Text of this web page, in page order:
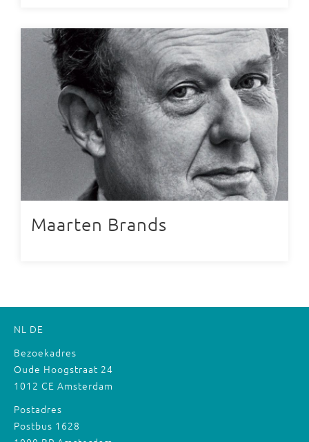
Maarten Brands
NL DE
Bezoekadres
Oude Hoogstraat 24
1012 CE Amsterdam
Postadres
Postbus 1628